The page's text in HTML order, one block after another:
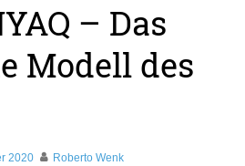
– Das
Modell des
2020 Roberto Wenk